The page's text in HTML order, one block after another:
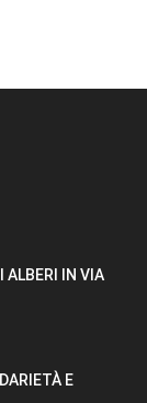
ALBERI IN VIA
E